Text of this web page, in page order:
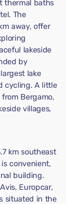
thermal baths
The
away, offer
lakeside
by
lake
cycling. A little
Bergamo,
villages,
km southeast
convenient,
building.
Europcar,
situated in the